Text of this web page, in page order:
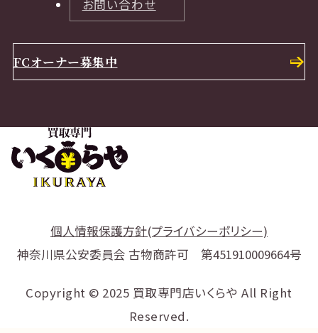
お問い合わせ
FCオーナー募集中
個人情報保護方針(プライバシーポリシー)
神奈川県公安委員会 古物商許可 第451910009664号
Copyright © 2025 買取専門店いくらや All Right
Reserved.